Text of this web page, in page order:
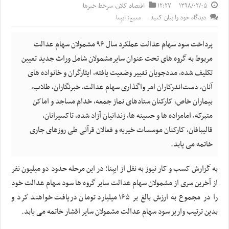
۱۳۹۸/۰۲/۰۵ ۱۲:۲۷ اقتصاد کلان,سرخط خبرها
دیدگاه خود را بیان کنید
منبع: ایبِنا
پرداخت سود سهام عدالت عملکرد سال ۹۶ مشمولان سهام عدالت
مربوط به گروه های تحت عنوان سایرمشمولان شامل وراث جدید تعیین
تکلیف شده، مددجویان تغییر وضعیت یافته، ایثارگران و خانواده های
آنان، دست‌اندرکاران امر واگذاری سهام عدالت، خبرنگاران، طلاب،
بیماران خاص، کارکنان ستادهای نماز جمعه، خدام مساجد و اماکن
متبرکه، امامزاده ها و حسینه ها، زندانیان آزاد شده، تاکسیرانان،
قالیبافان، کارکنان موسسات خیریه و فعالان قرآنی طی روزهای جاری
خاتمه می یابد.
به گزارش کسب و کار نیوز به نقل از ایبِنا؛ در این مرحله حدود دو میلیون نفر
از آخرین سری از مشمولان سهام عدالت سایر گروه ها سود سهام عدالت خود
را در مجموع به ارزش بالغ بر ۱۶۵ میلیارد تومان دریافت خواهند کرد و
بدین ترتیب واریز سود سهام عدالت مشمولان سایر اقشار خاتمه می یابد.